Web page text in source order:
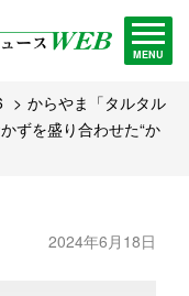
MENU
からやま「タルタル
ずを盛り合わせた“か
2024年6月18日